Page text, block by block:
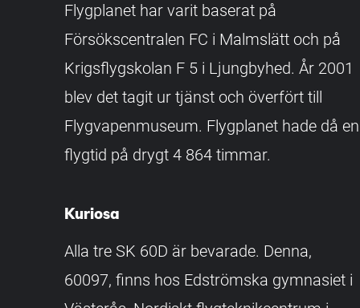
Flygplanet har varit baserat på
Försökscentralen FC i Malmslätt och på
Krigsflygskolan F 5 i Ljungbyhed. År 2001
blev det tagit ur tjänst och överfört till
Flygvapenmuseum. Flygplanet hade då en
flygtid på drygt 4 864 timmar.
Kuriosa
Alla tre SK 60D är bevarade. Denna,
60097, finns hos Edströmska gymnasiet i